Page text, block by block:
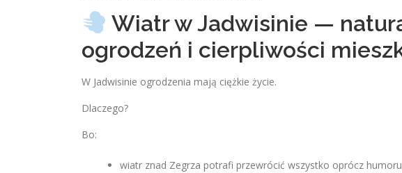
Wiatr w Jadwisinie —
ogrodzeń i cierpliwości
W Jadwisinie ogrodzenia mają ciężkie życie.
Dlaczego?
Bo:
wiatr znad Zegrza potrafi przewrócić wszystko oprócz